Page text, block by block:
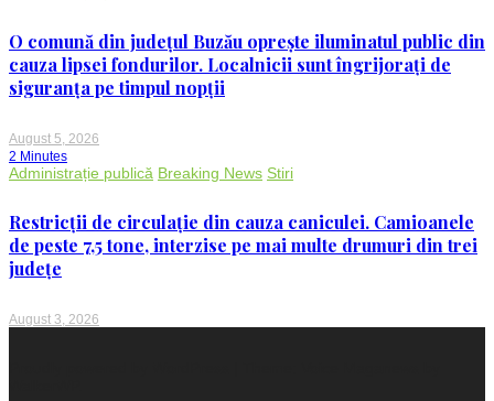
O comună din județul Buzău oprește iluminatul public din
cauza lipsei fondurilor. Localnicii sunt îngrijorați de
siguranța pe timpul nopții
August 5, 2026
2 Minutes
Administrație publică Breaking News Stiri
Restricții de circulație din cauza caniculei. Camioanele
de peste 7,5 tone, interzise pe mai multe drumuri din trei
județe
August 3, 2026